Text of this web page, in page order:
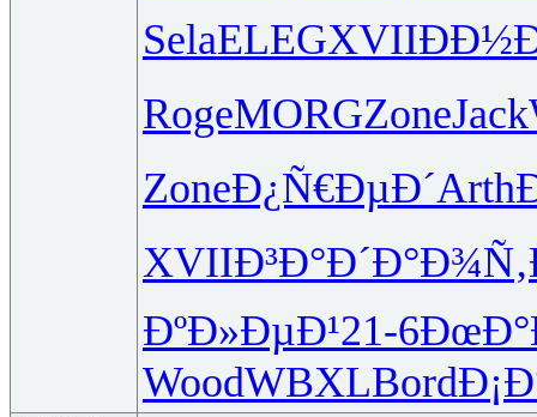
SelaELEGXVII
RogeMORGZoneJack
ZoneÐ¿Ñ€ÐµÐ´Arth
XVIIÐ³Ð°Ð´Ð°
ÐºÐ»ÐµÐ¹21-6
WoodWBXLBord